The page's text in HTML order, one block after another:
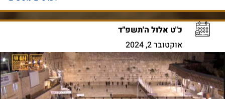
כ"ט אלול ה'תשפ"ד
אוקטובר 2, 2024